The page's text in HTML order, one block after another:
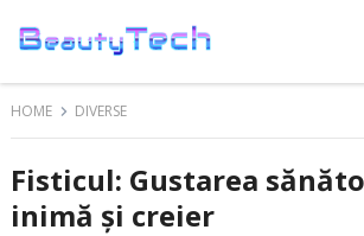
HOME DIVERSE
Fisticul: Gustarea
inimă și creier